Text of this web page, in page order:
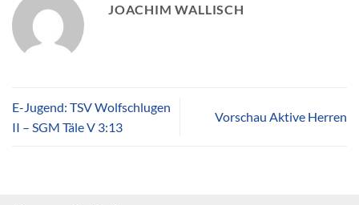
JOACHIM WALLISCH
E-Jugend: TSV Wolfschlugen
II – SGM Täle V 3:13
Vorschau Aktive Herren